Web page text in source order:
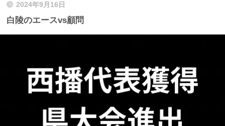
2024年9月16日
白陵のエースvs顧問